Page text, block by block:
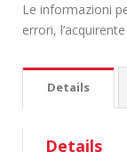
Le informazioni
errori,
Details
Details